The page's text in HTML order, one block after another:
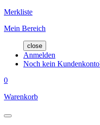
Merkliste
Mein Bereich
close
Anmelden
Noch kein
0
Warenkorb